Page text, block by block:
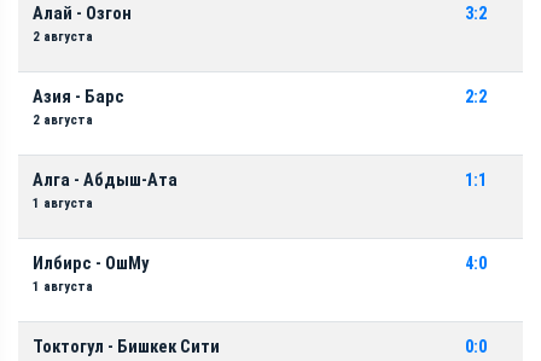
Алай - Озгон
2 августа
3:2
Азия - Барс
2 августа
2:2
Алга - Абдыш-Ата
1 августа
1:1
Илбирс - ОшМу
1 августа
4:0
Токтогул - Бишкек Сити 0:0